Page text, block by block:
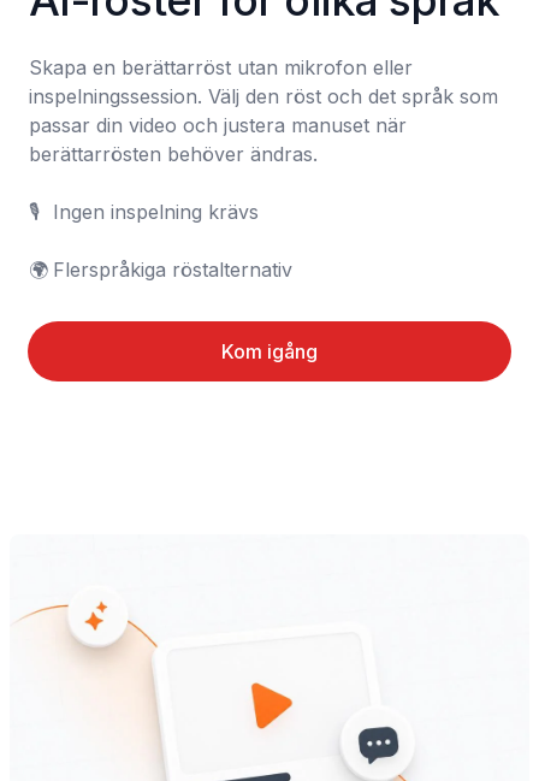
Skapa en berättarröst utan mikrofon eller
inspelningssession. Välj den röst och det språk som
passar din video och justera manuset när
berättarrösten behöver ändras.
🎙️	Ingen inspelning krävs
🌍	Flerspråkiga röstalternativ
Kom igång